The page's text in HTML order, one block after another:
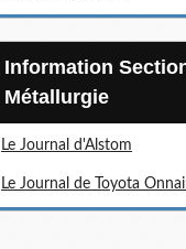
Information Sections
Métallurgie
Le Journal d'Alstom
Le Journal de Toyota